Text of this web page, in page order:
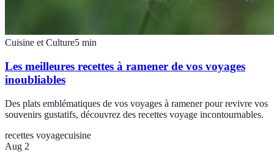
Cuisine et Culture5 min
Les meilleures recettes à ramener de vos voyages
inoubliables
Des plats emblématiques de vos voyages à ramener pour revivre vos
souvenirs gustatifs, découvrez des recettes voyage incontournables.
recettes voyagecuisine
Aug 2